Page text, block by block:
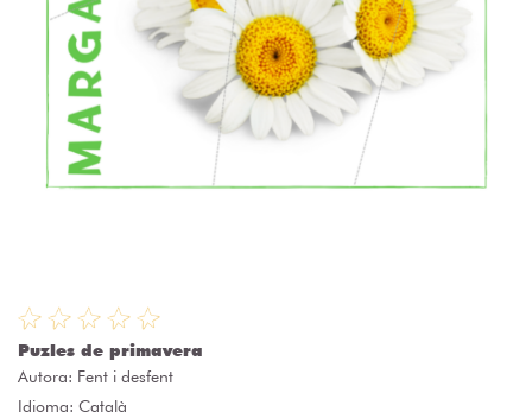
Puzles de primavera
Autora: Fent i desfent
Idioma: Català